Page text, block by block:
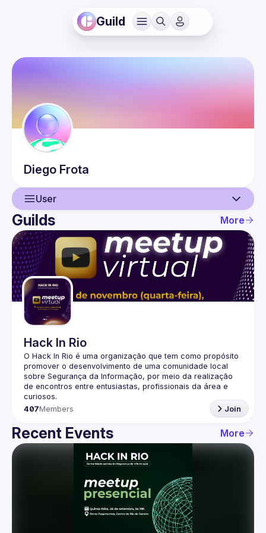
Guild
Diego Frota
User
User
Events
Guilds
Guilds More
Hack In Rio
O Hack In Rio é uma organização que tem como propósito
promover o desenvolvimento de uma comunidade local
sobre Segurança da Informação, por meio da realização
de encontros entre entusiastas, profissionais da área e
407Members Join
Recent Events More